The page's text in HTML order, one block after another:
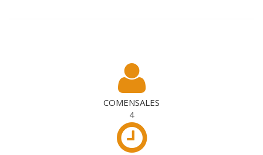
COMENSALES
4